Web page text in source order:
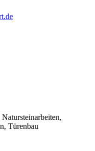
Türenbau